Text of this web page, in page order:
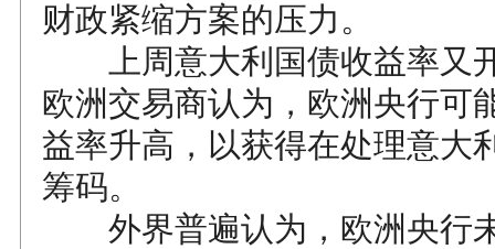
财政紧缩方案的压力。
上周意大利国债收益率又
欧洲交易商认为，欧洲央行可
益率升高，以获得在处理意大
筹码。
外界普遍认为，欧洲央行